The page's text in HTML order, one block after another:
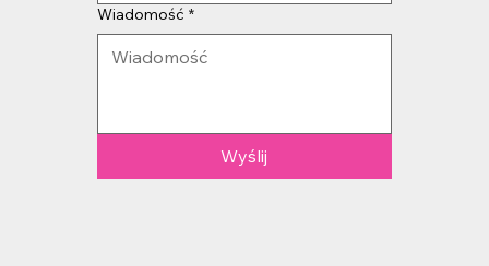
Wiadomość *
Wyślij